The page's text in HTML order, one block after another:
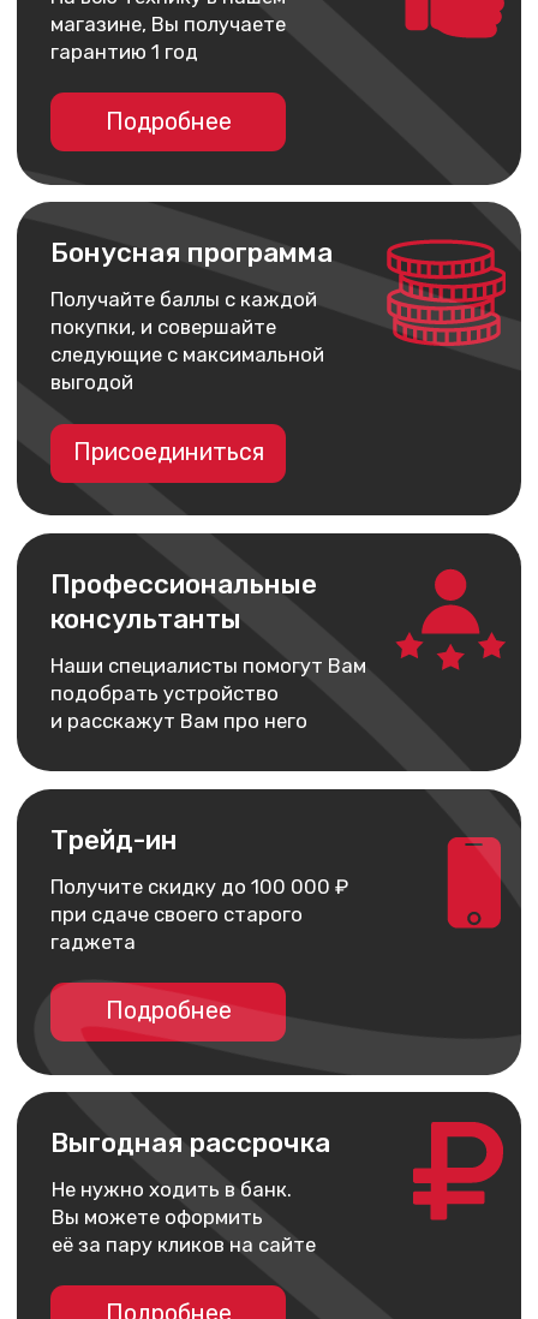
Трейд-ин
Профессиональные
Бонусная программа
Получайте баллы с каждой
покупки, и совершайте
выгодой
Наши специалисты помогут Вам
подобрать устройство
и расскажут Вам про него
Не нужно ходить в банк.
Вы можете оформить
её за пару кликов на сайте
Подробнее
Мы можем доставить Ваш
заказ в любую точку России
Подробнее
Получите скидку до 100 000 ₽
при сдаче своего старого
Присоединиться